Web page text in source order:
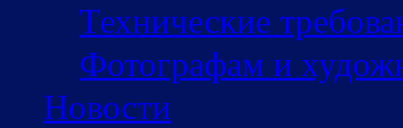
Технические
Фотографам и
Новости